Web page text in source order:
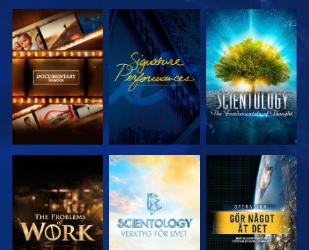
UTFORSKA
SERIEN
TITTA
UTFORSKA
SERIEN
UTFORSKA
SERIEN
UTFORSKA
SERIEN
TITTA